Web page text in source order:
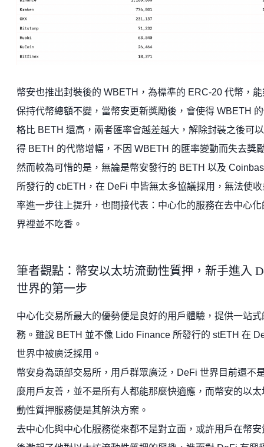
幣安也推出封裝後的 WBETH，為標準的 ERC-20 代幣，能
保持代幣總額不變，當幣安更新獎勵後，會使得 WBETH
格比 BETH 還高，兩者匯率會越差越大，解除封裝之後可
得 BETH 的代幣增幅，不因 WBETH 的匯率變動而失去獎
然而較為可惜的是，無論是幣安發行的 BETH 以及
所發行的 cbETH，在 DeFi 中皆無太多協議採用，無法使收
率進一步往上提升，也間接代表：中心化的服務在去中心化
界裡並不吃香。
筆者觀點：幣安以太坊流動性質押，新手進入
世界的第一步
中心化交易所最大的優勢便是良好的用戶體驗，提供一站式
務。雖說 BETH 並不像 Lido Finance 所發行的 stETH 在
世界中被廣泛採用。
幣安身為頭部交易所，用戶群眾廣泛，DeFi 世界目前還不
麼用戶友善，並不是所有人都能那麼快適應，而幣安的以太
動性質押服務便是其解決方案。
去中心化與中心化服務從來都不是對立面，或許用戶在幣安